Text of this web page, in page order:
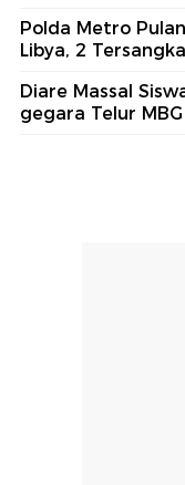
Polda Metro
Libya, 2
Diare Massal
gegara Telur